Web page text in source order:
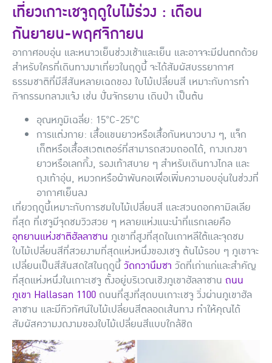
เที่ยวเกาะเชจูฤดูใบไม้ร่วง : เดือน
กันยายน-พฤศจิกายน
อากาศอบอุ่น และหนาวเย็นช่วงเช้าและเย็น และอาจจะมีฝนตกด้วย
สำหรับใครที่เดินทางมาเที่ยวในฤดูนี้ จะได้สัมผัสบรรยากาศ
ธรรมชาติที่มีสีสันหลายเฉดของ ใบไม้เปลี่ยนสี เหมาะกับการทำ
กิจกรรมกลางแจ้ง เช่น ปั่นจักรยาน เดินป่า เป็นต้น
อุณหภูมิเฉลี่ย: 15°C-25°C
การแต่งกาย: เสื้อแขนยาวหรือเสื้อกันหนาวบาง ๆ, แจ็ก
เก็ตหรือเสื้อสเวตเตอร์ที่สามารถสวมถอดได้, กางเกงขา
ยาวหรือเลกกิ้ง, รองเท้าสบาย ๆ สำหรับเดินทางไกล และ
ถุงเท้าอุ่น, หมวกหรือผ้าพันคอเพื่อเพิ่มความอบอุ่นในช่วงที่
อากาศเย็นลง
เที่ยวฤดูนี้เหมาะกับการชมใบไม้เปลี่ยนสี และสวนดอกคามิลเลีย
ที่สุด ที่เชจูมีจุดชมวิวสวย ๆ หลายแห่งแนะนำที่แรกเลยคือ
อุทยานแห่งชาติฮัลลาซาน ภูเขาที่สูงที่สุดในเกาหลีใต้และจุดชม
ใบไม้เปลี่ยนสีที่สวยงามที่สุดแห่งหนึ่งของเชจู ต้นไม้รอบ ๆ ภูเขาจะ
เปลี่ยนเป็นสีสันสดใสในฤดูนี้วัดกวานึมซา วัดที่เก่าแก่และสำคัญ
ที่สุดแห่งหนึ่งในเกาะเชจู ตั้งอยู่บริเวณเชิงภูเขาฮัลลาซาน ถนน
ภูเขา Hallasan 1100ถนนที่สูงที่สุดบนเกาะเชจู วิ่งผ่านภูเขาฮัล
ลาซาน และมีทิวทัศน์ใบไม้เปลี่ยนสีตลอดเส้นทาง ทำให้คุณได้
สัมผัสความงดงามของใบไม้เปลี่ยนสีแบบใกล้ชิด